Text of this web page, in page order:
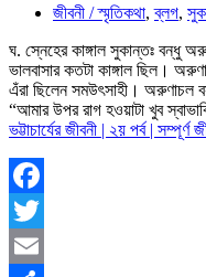
জীবনী / স্মৃতিকথা,ব্লগ,
ঘ. স্নেহের কাঙ্গাল সুকান্তঃ বন্ধু
ভালবাসার কতটা কাঙ্গাল ছিল।
এঁরা ছিলেন সমউৎসাহী। অরুণাচল
“আমার উপর রাগ হওয়াটা খুব
ভট্টাচার্যের জীবনী | ২য় পর্ব |
Facebook
Twitter